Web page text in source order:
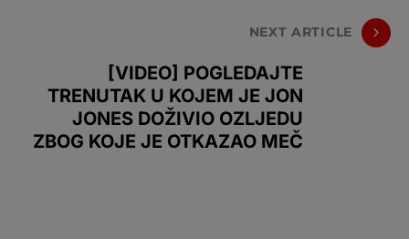
NEXT ARTICLE
[VIDEO] POGLEDAJTE
TRENUTAK U KOJEM JE JON
JONES DOŽIVIO OZLJEDU
ZBOG KOJE JE OTKAZAO MEČ